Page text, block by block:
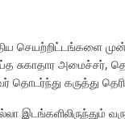
செயற்றிட்டங்களை
சுகாதார அமைச்சர்,
தொடர்ந்து கருத்து
இடங்களிலிருந்தும்